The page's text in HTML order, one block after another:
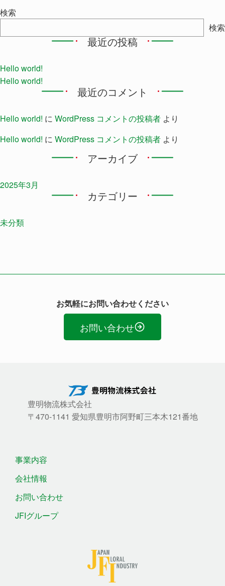
検索
検索
最近の投稿
Hello world!
Hello world!
最近のコメント
Hello world! に WordPress コメントの投稿者 より
Hello world! に WordPress コメントの投稿者 より
アーカイブ
2025年3月
カテゴリー
未分類
お気軽にお問い合わせください
お問い合わせ
豊明物流株式会社
〒470-1141 愛知県豊明市阿野町三本木121番地
事業内容
会社情報
お問い合わせ
JFIグループ